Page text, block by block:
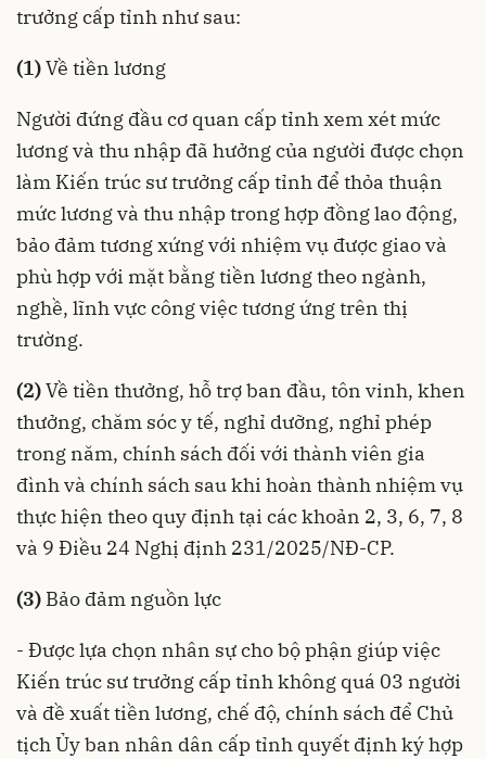
trưởng cấp tỉnh như sau:
(1)Về tiền lương
Người đứng đầu cơ quan cấp tỉnh xem xét mức
lương và thu nhập đã hưởng của người được chọn
làm Kiến trúc sư trưởng cấp tỉnh để thỏa thuận
mức lương và thu nhập trong hợp đồng lao động,
bảo đảm tương xứng với nhiệm vụ được giao và
phù hợp với mặt bằng tiền lương theo ngành,
nghề, lĩnh vực công việc tương ứng trên thị
trường.
(2)Về tiền thưởng, hỗ trợ ban đầu, tôn vinh, khen
thưởng, chăm sóc y tế, nghỉ dưỡng, nghỉ phép
trong năm, chính sách đối với thành viên gia
đình và chính sách sau khi hoàn thành nhiệm vụ
thực hiện theo quy định tại các khoản 2, 3, 6, 7, 8
và 9 Điều 24 Nghị định 231/2025/NĐ-CP.
(3) Bảo đảm nguồn lực
- Được lựa chọn nhân sự cho bộ phận giúp việc
Kiến trúc sư trưởng cấp tỉnh không quá 03 người
và đề xuất tiền lương, chế độ, chính sách để Chủ
tịch Ủy ban nhân dân cấp tỉnh quyết định ký hợp